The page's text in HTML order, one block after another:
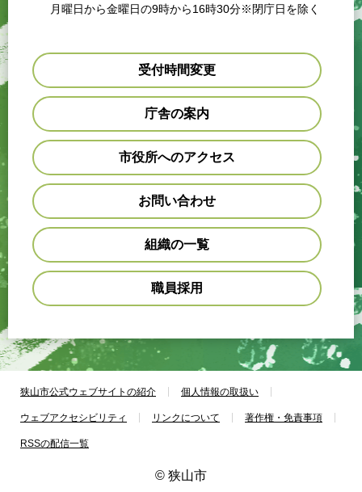
月曜日から金曜日の9時から16時30分※閉庁日を除く
受付時間変更
庁舎の案内
市役所へのアクセス
お問い合わせ
組織の一覧
職員採用
狭山市公式ウェブサイトの紹介 個人情報の取扱い
ウェブアクセシビリティ リンクについて 著作権・免責事項
RSSの配信一覧
© 狭山市